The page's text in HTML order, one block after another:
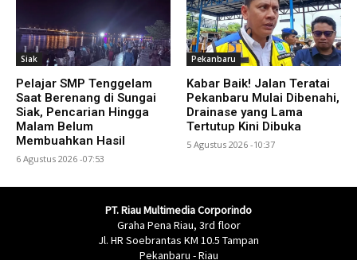
Siak
Pelajar SMP Tenggelam
Saat Berenang di Sungai
Siak, Pencarian Hingga
Malam Belum
Membuahkan Hasil
6 Agustus 2026 -07:53
Pekanbaru
Kabar Baik! Jalan Teratai
Pekanbaru Mulai Dibenahi,
Drainase yang Lama
Tertutup Kini Dibuka
5 Agustus 2026 -10:37
PT. Riau Multimedia Corporindo
Graha Pena Riau, 3rd floor
Jl. HR Soebrantas KM 10.5 Tampan
Pekanbaru - Riau